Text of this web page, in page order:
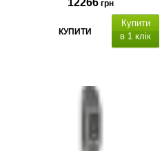
грн
КУПИТИ
Купити
в 1 клік